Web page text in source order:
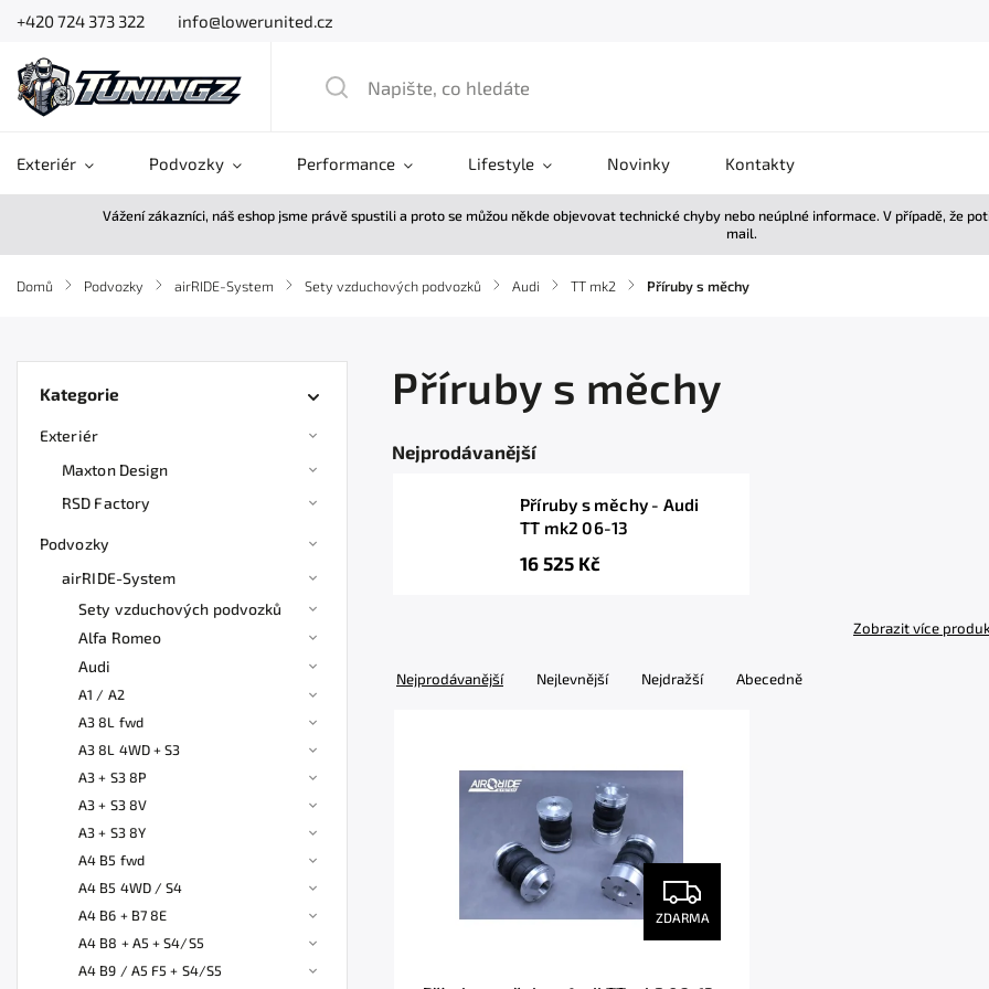
+420 724 373 322 info@lowerunited.cz
Exteriér Podvozky Performance Lifestyle Novinky Kontakty
Vážení zákazníci, náš eshop jsme právě spustili a proto se můžou někde objevovat technické chyby nebo neúplné informace. V případě, že
mail.
Domů / Podvozky / airRIDE-System / Sety vzduchových podvozků / Audi / TT mk2 / Příruby s měchy
Kategorie
Exteriér
Maxton Design
RSD Factory
Podvozky
airRIDE-System
Sety vzduchových podvozků
Alfa Romeo
Audi
A1 / A2
A3 8L fwd
A3 8L 4WD + S3
A3 + S3 8P
A3 + S3 8V
A3 + S3 8Y
A4 B5 fwd
A4 B5 4WD / S4
A4 B6 + B7 8E
A4 B8 + A5 + S4/S5
A4 B9 / A5 F5 + S4/S5
Příruby s měchy
Nejprodávanější
Příruby s měchy - Audi
TT mk2 06-13
16 525 Kč
Zobrazit více
Nejprodávanější Nejlevnější Nejdražší Abecedně
ZDARMA